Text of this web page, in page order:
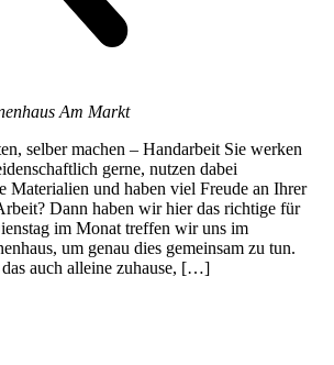
Am Markt
selber machen – Handarbeit Sie werken
gerne, nutzen dabei
Materialien und haben viel Freude an Ihrer
Dann haben wir hier das richtige für
im Monat treffen wir uns im
um genau dies gemeinsam zu tun.
auch alleine zuhause, […]